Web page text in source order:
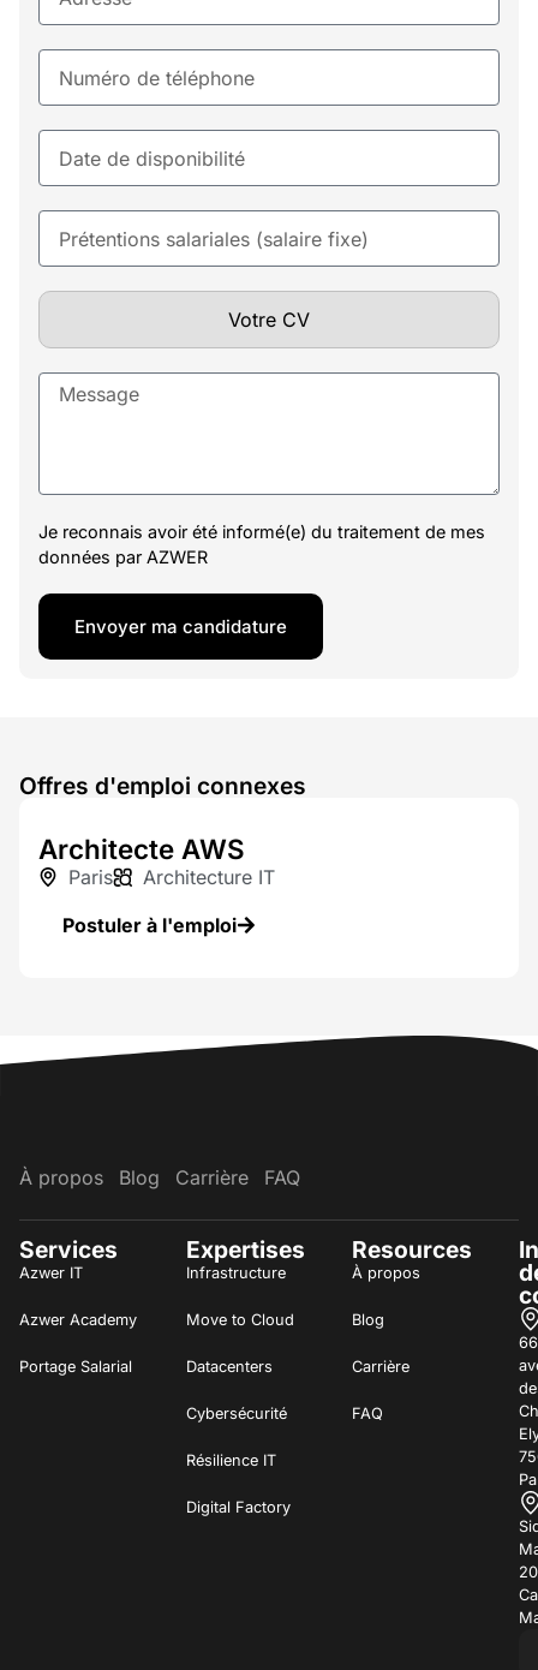
Votre CV
Je reconnais avoir été informé(e) du traitement de mes
données par AZWER
Envoyer ma candidature
Offres d'emploi connexes
Architecte AWS
Paris
Architecture IT
Postuler à l'emploi
À propos Blog Carrière FAQ
Services
Azwer IT
Azwer Academy
Portage Salarial
Expertises
Infrastructure
Move to Cloud
Datacenters
Cybersécurité
Résilience IT
Digital Factory
Resources
À propos
Blog
Carrière
FAQ
66